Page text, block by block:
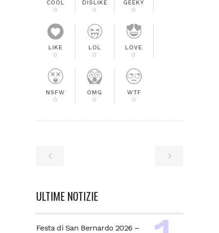
COOL
0
DISLIKE
0
GEEKY
0
LIKE
0
LOL
0
LOVE
0
NSFW
0
OMG
0
WTF
0
ULTIME NOTIZIE
Festa di San Bernardo 2026 –